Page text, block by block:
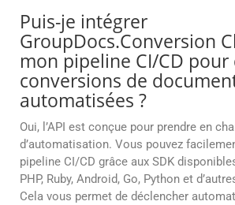
Puis-je intégrer
GroupDocs.Conversion
mon pipeline CI/CD pour
conversions de
automatisées ?
Oui, l’API est conçue pour prendre en
d’automatisation. Vous pouvez
pipeline CI/CD grâce aux SDK
PHP, Ruby, Android, Go, Python et
Cela vous permet de déclencher